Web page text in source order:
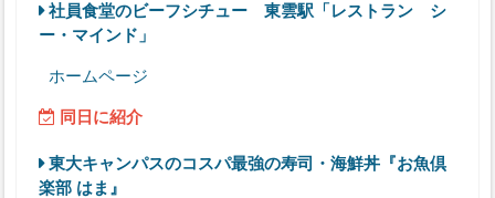
社員食堂のビーフシチュー 東雲駅「レストラン シ
ー・マインド」
ホームページ
同日に紹介
東大キャンパスのコスパ最強の寿司・海鮮丼『お魚倶
楽部 はま』